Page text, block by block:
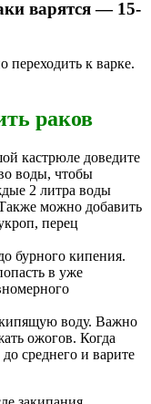
варятся — 15-
переходить к варке.
раков
кастрюле доведите
воды, чтобы
2 литра воды
можно добавить
перец
бурного кипения.
в уже
воду. Важно
ожогов. Когда
среднего и варите